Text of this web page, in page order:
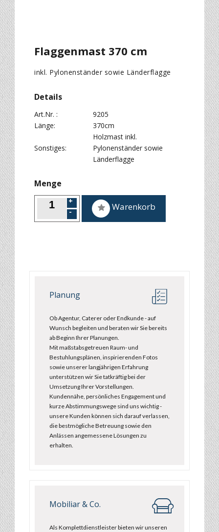
Flaggenmast 370 cm
inkl. Pylonenständer sowie Länderflagge
Details
Art.Nr. :
9205
Länge:
370cm
Sonstiges:
Holzmast inkl.
Pylonenständer sowie
Länderflagge
Menge
Warenkorb
Planung
Ob Agentur, Caterer oder Endkunde - auf
Wunsch begleiten und beraten wir Sie bereits
ab Beginn Ihrer Planungen.
Mit maßstabsgetreuen Raum- und
Bestuhlungsplänen, inspirierenden Fotos
sowie unserer langjährigen Erfahrung
unterstützen wir Sie tatkräftig bei der
Umsetzung Ihrer Vorstellungen.
Kundennähe, persönliches Engagement und
kurze Abstimmungswege sind uns wichtig -
unsere Kunden können sich darauf verlassen,
die bestmögliche Betreuung sowie den
Anlässen angemessene Lösungen zu
erhalten.
Mobiliar & Co.
Als Komplettdienstleister bieten wir unseren